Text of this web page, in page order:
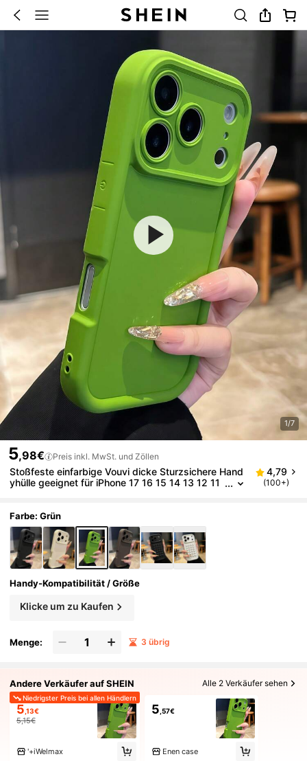
1/7
5,98€ Preis inkl. MwSt. und Zöllen
Stoßfeste einfarbige Vouvi dicke Sturzsichere Hand
yhülle geeignet für iPhone 17 16 15 14 13 12 11
Oster-Geschenk
4,79
(100+)
Farbe: Grün
Handy-Kompatibilität / Größe
Klicke um zu Kaufen
Menge: 3 übrig
Andere Verkäufer auf SHEIN Alle 2 Verkäufer sehen
Niedrigster Preis bei allen Händlern
5 ,13€
5,15€
'+iWelmax
5 ,57€
Enen case